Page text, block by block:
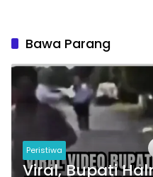
Bawa Parang
Peristiwa
Viral, Bupati